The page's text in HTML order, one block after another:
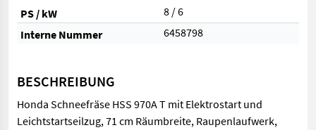
PS / kW
8 / 6
Interne Nummer
6458798
BESCHREIBUNG
Honda Schneefräse HSS 970A T mit Elektrostart und
Leichtstartseilzug, 71 cm Räumbreite, Raupenlaufwerk,